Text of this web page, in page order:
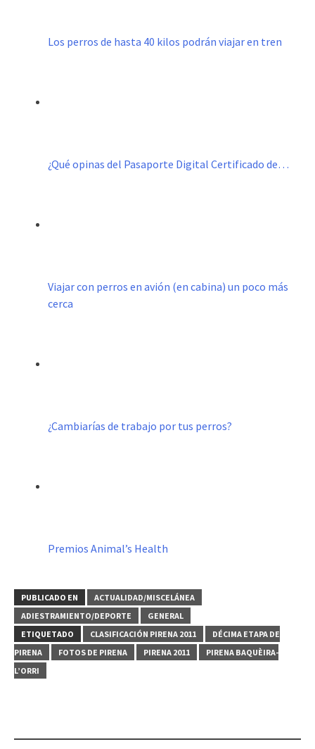
Los perros de hasta 40 kilos podrán viajar en tren
¿Qué opinas del Pasaporte Digital Certificado de…
Viajar con perros en avión (en cabina) un poco más
cerca
¿Cambiarías de trabajo por tus perros?
Premios Animal’s Health
PUBLICADO EN
ACTUALIDAD/MISCELÁNEA
ADIESTRAMIENTO/DEPORTE
GENERAL
ETIQUETADO
CLASIFICACIÓN PIRENA 2011
DÉCIMA ETAPA DE
PIRENA
FOTOS DE PIRENA PIRENA 2011
PIRENA BAQUÈIRA-
L’ORRI